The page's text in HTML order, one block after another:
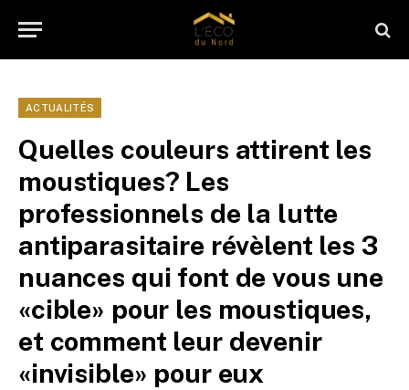
ACTUALITÉS
Quelles couleurs attirent les
moustiques? Les
professionnels de la lutte
antiparasitaire révèlent les 3
nuances qui font de vous une
«cible» pour les moustiques,
et comment leur devenir
«invisible» pour eux